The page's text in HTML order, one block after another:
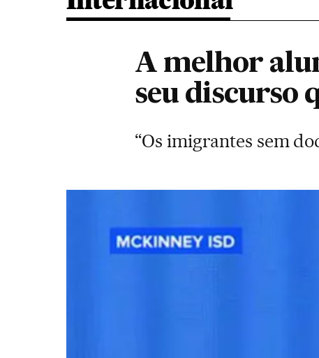
A melhor
seu discurso
“Os imigrantes sem